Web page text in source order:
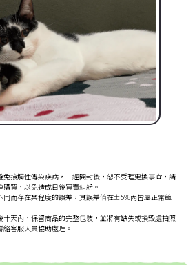
接觸性傳染疾病，一經開封後，恕不受理更換事宜，請
買，以免造成日後買賣糾紛。
而存在某程度的誤差，其誤差值在±5%內皆屬正常範
天內，保留商品的完整包裝，並將有缺失或損毀處拍照
客服人員協助處理。